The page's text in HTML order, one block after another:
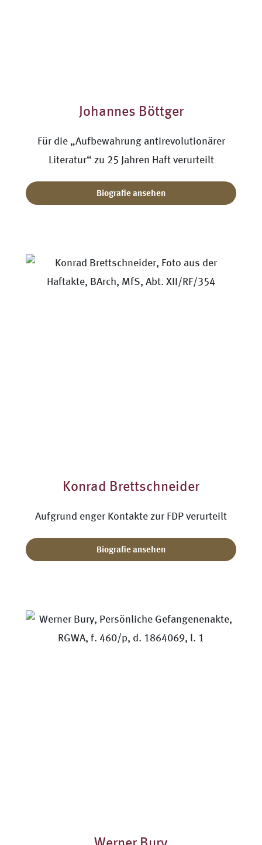
Johannes Böttger
Für die „Aufbewahrung antirevolutionärer
Literatur“ zu 25 Jahren Haft verurteilt
Biografie ansehen
Konrad Brettschneider
Aufgrund enger Kontakte zur FDP verurteilt
Biografie ansehen